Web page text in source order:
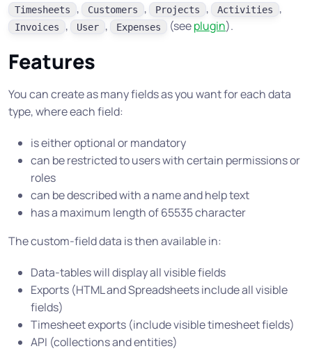
Timesheets , Customers , Projects , Activities ,
Invoices , User , Expenses (seeplugin).
Features
You can create as many fields as you want for each data
type, where each field:
is either optional or mandatory
can be restricted to users with certain permissions or
roles
can be described with a name and help text
has a maximum length of 65535 character
The custom-field data is then available in:
Data-tables will display all visible fields
Exports (HTML and Spreadsheets include all visible
fields)
Timesheet exports (include visible timesheet fields)
API (collections and entities)